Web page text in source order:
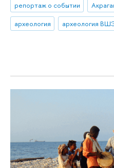
репортаж о событии
археология
археология